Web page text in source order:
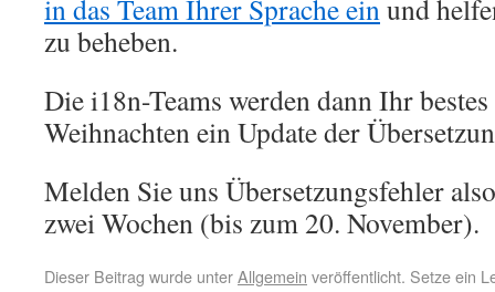
in das Team Ihrer Sprache einund
zu beheben.
Die i18n-Teams werden dann Ihr
Weihnachten ein Update der
Melden Sie uns Übersetzungsfehler
zwei Wochen (bis zum 20. November).
Dieser Beitrag wurde unterAllgemein veröffentlicht. Setze ein